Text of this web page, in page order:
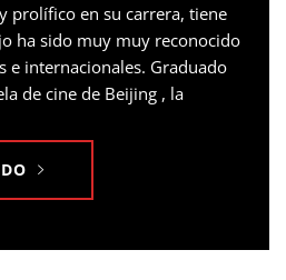
prolífico en su carrera, tiene
ha sido muy muy reconocido
e internacionales. Graduado
de cine de Beijing , la